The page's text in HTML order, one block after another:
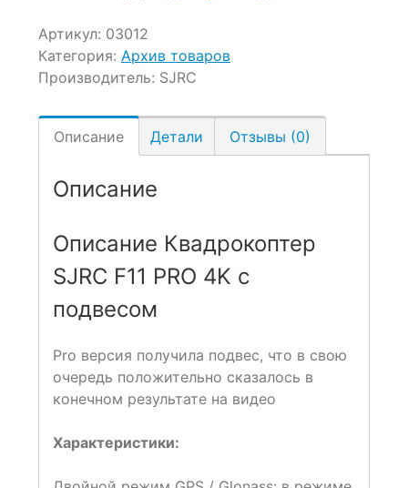
Артикул: 03012
Категория: Архив товаров
Производитель: SJRC
Описание Детали Отзывы (0)
Описание
Описание Квадрокоптер
SJRC F11 PRO 4K с
подвесом
Pro версия получила подвес, что в свою
очередь положительно сказалось в
конечном результате на видео
Характеристики: